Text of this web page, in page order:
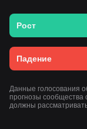
Рост
Падение
Данные голосования
прогнозы сообщества
должны